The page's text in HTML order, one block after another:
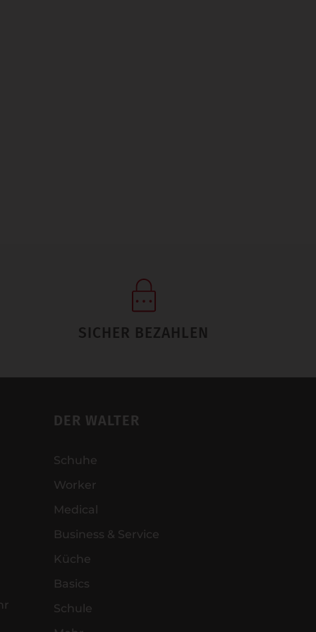
SICHER BEZAHLEN
DER WALTER
Schuhe
Worker
Medical
Business & Service
Küche
Basics
Schule